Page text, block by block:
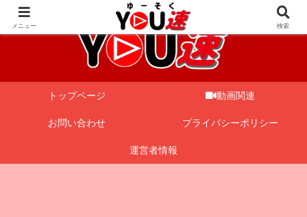
トップページ 動画関連
お問い合わせ プライバシーポリシー
運営者情報
メニュー 検索